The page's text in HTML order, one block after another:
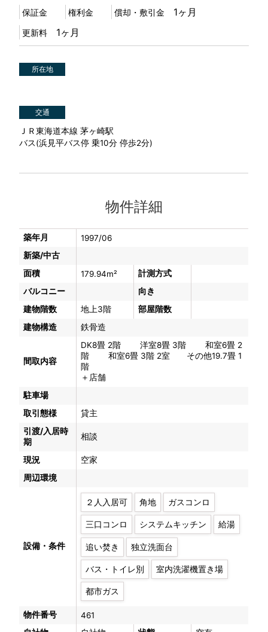
保証金 権利金 償却・敷引金 1ヶ月
更新料 1ヶ月
所在地
交通
ＪＲ東海道本線 茅ヶ崎駅
バス(浜見平バス停 乗10分 停歩2分)
物件詳細
築年月
1997/06
新築/中古
面積
179.94m²
計測方式
バルコニー
向き
建物階数
地上3階
部屋階数
建物構造
鉄骨造
間取内容
DK8畳 2階 洋室8畳 3階 和室6畳 2
階 和室6畳 3階 2室 その他19.7畳 1
階
＋店舗
駐車場
取引態様
貸主
引渡/入居時
期
相談
現況
空家
周辺環境
設備・条件
２人入居可 角地 ガスコンロ
三口コンロ システムキッチン 給湯
追い焚き 独立洗面台
バス・トイレ別 室内洗濯機置き場
都市ガス
物件番号
461